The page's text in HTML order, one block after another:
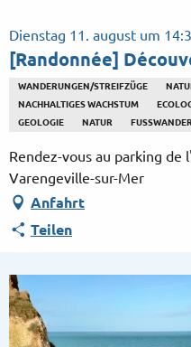
au
contenu
Dienstag 11. august um
[Randonnée]
WANDERUNGEN/STREIFZÜGE
NACHHALTIGES WACHSTUM
GEOLOGIE
NATUR
Rendez-vous au parking de
Varengeville-sur-Mer
Anfahrt
Teilen